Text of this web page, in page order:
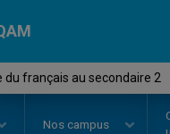
du français au secondaire 2
Nos campus